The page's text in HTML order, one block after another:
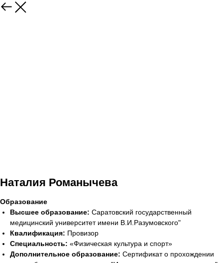
Наталия Романычева
Образование
Высшее образование: Саратовский государственный
медицинский университет имени В.И.Разумовского"
Квалификация: Провизор
Специальность: «Физическая культура и спорт»
Дополнительное образование: Сертификат о прохождении